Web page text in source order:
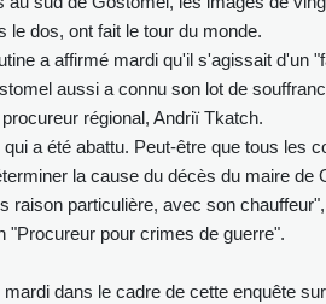
le dos, ont fait le tour du monde.
a affirmé mardi qu'il s'agissait d'un
aussi a connu son lot de
régional, Andriï Tkatch.
a été abattu. Peut-être que tous les
la cause du décès du maire de
raison particulière, avec son
"Procureur pour crimes de guerre".
dans le cadre de cette enquête